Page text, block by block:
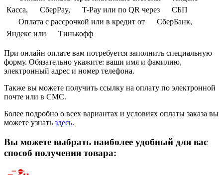
Касса,
СберPay, T-Pay или по QR через
СБП
Оплата с рассрочкой или в кредит от
СберБанк,
Яндекс или
Тинькофф
При онлайн оплате вам потребуется заполнить специальную
форму. Обязательно укажите: ваши имя и фамилию,
электронный адрес и номер телефона.
Также вы можете получить ссылку на оплату по электронной
почте или в СМС.
Более подробно о всех вариантах и условиях оплаты заказа вы
можете узнать здесь.
Вы можете выбрать наиболее удобный для вас
способ получения товара: